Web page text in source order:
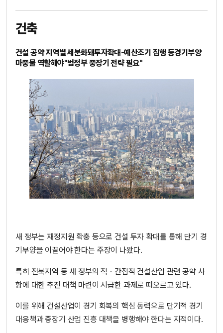
건축
건설 공약 지역별 세분화돼투자확대-예산조기 집행 등경기부양
마중물 역할해야"범정부 중장기 전략 필요"
새 정부는 재정지원 확충 등으로 건설 투자 확대를 통해 단기 경
기부양을 이끌어야 한다는 주장이 나왔다.
특히 전북지역 등 새 정부의 직ㆍ간접적 건설산업 관련 공약 사
항에 대한 추진 대책 마련이 시급한 과제로 떠오르고 있다.
이를 위해 건설산업이 경기 회복의 핵심 동력으로 단기적 경기
대응책과 중장기 산업 진흥 대책을 병행해야 한다는 지적이다.